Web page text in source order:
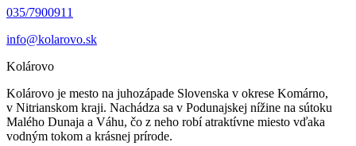
035/7900911
info@kolarovo.sk
Kolárovo
Kolárovo je mesto na juhozápade Slovenska v okrese Komárno,
v Nitrianskom kraji. Nachádza sa v Podunajskej nížine na sútoku
Malého Dunaja a Váhu, čo z neho robí atraktívne miesto vďaka
vodným tokom a krásnej prírode.